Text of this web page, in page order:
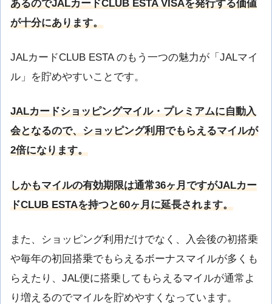
あるのでJALカードCLUB ESTA VISAを発行する価値
が十分にあります。
JALカードCLUB ESTA のもう一つの魅力が「JALマイ
ル」を貯めやすいことです。
JALカードショッピングマイル・プレミアムに自動入
会となるので、ショッピング利用でもらえるマイルが
2倍になります。
しかもマイルの有効期限は通常36ヶ月ですがJALカー
ドCLUB ESTAを持つと60ヶ月に延長されます。
また、ショッピング利用だけでなく、入会後の初搭乗
や毎年の初回搭乗でもらえるボーナスマイルが多くも
らえたり、JAL便に搭乗してもらえるマイルが通常よ
り増えるのでマイルを貯めやすくなっています。